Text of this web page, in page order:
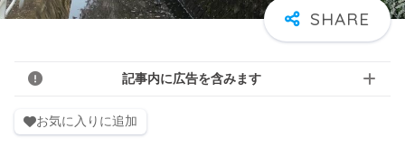
記事内に広告を含みます
お気に入りに追加